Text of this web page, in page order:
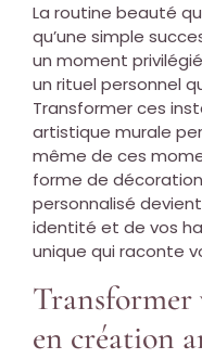
La routine beauté
qu’une simple
un moment
un rituel personnel
Transformer ces
artistique murale
même de ces
forme de
personnalisé
identité et de vos
unique qui raconte
Transformer
en création